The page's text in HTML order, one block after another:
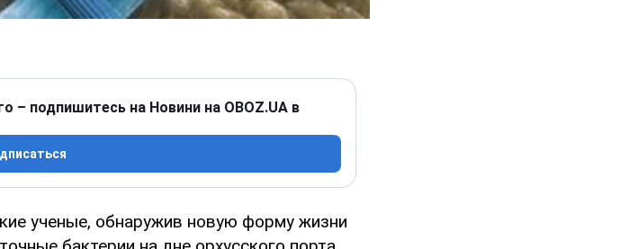
– подпишитесь на Новини на OBOZ.UA в
ученые, обнаружив новую форму жизни